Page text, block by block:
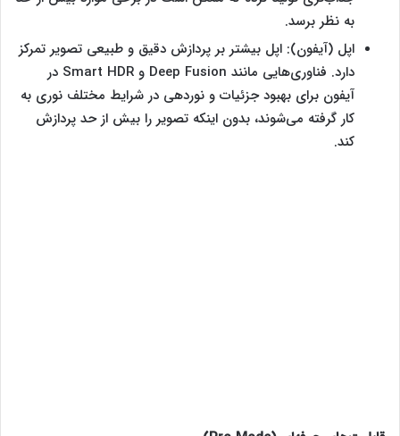
به نظر برسد.
اپل (آیفون): اپل بیشتر بر پردازش دقیق و طبیعی تصویر تمرکز
دارد. فناوری‌هایی مانند Deep Fusion و Smart HDR در
آیفون برای بهبود جزئیات و نوردهی در شرایط مختلف نوری به
کار گرفته می‌شوند، بدون اینکه تصویر را بیش از حد پردازش
کند.